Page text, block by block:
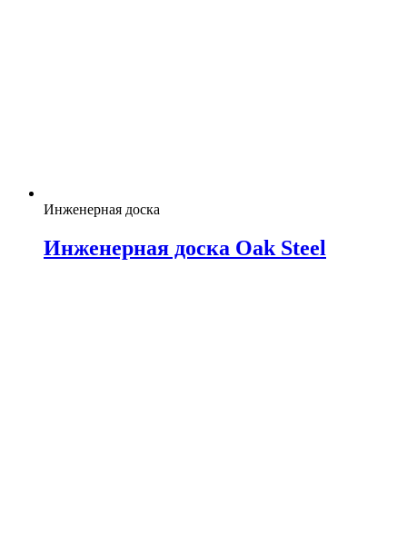
Инженерная доска
Инженерная доска Oak Steel